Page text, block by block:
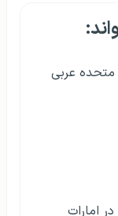
متحده عربی
امارات